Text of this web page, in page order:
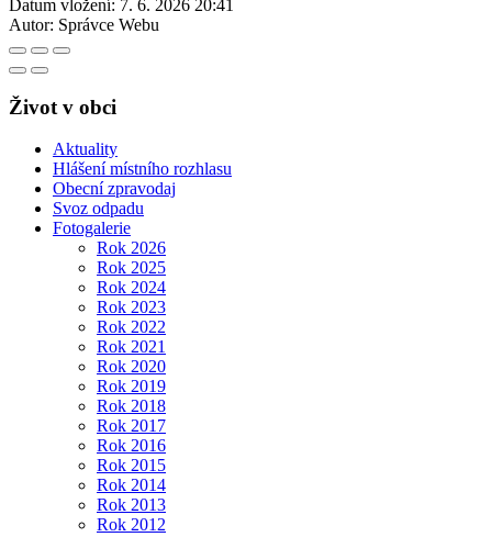
Datum vložení: 7. 6. 2026 20:41
Autor: Správce Webu
Život v obci
Aktuality
Hlášení místního rozhlasu
Obecní zpravodaj
Svoz odpadu
Fotogalerie
Rok 2026
Rok 2025
Rok 2024
Rok 2023
Rok 2022
Rok 2021
Rok 2020
Rok 2019
Rok 2018
Rok 2017
Rok 2016
Rok 2015
Rok 2014
Rok 2013
Rok 2012